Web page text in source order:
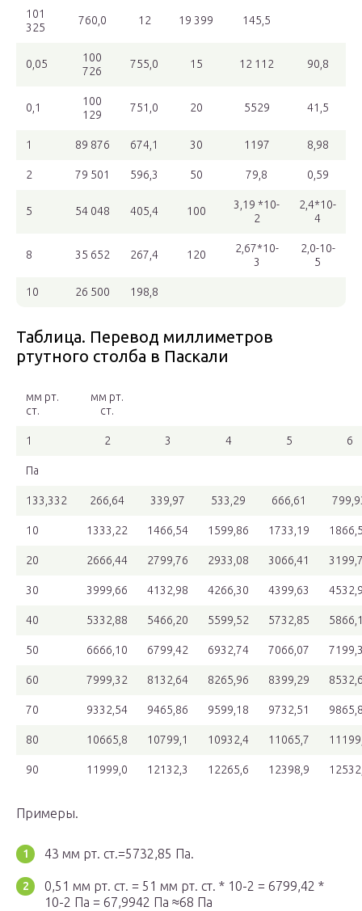
101
325
760,0 12 19 399 145,5
0,05
100
726
755,0 15 12 112 90,8
0,1
100
129
751,0 20 5529 41,5
1 89 876 674,1 30 1197 8,98
2 79 501 596,3 50 79,8 0,59
5 54 048 405,4 100
3,19 *10-
2
2,4*10-
4
8 35 652 267,4 120
2,67*10-
3
2,0-10-
5
10 26 500 198,8
Таблица. Перевод миллиметров
ртутного столба в Паскали
мм рт.
ст.
мм рт.
ст.
1 2 3 4 5 6
Па
133,332 266,64 339,97 533,29 666,61
10 1333,22 1466,54 1599,86 1733,19
20 2666,44 2799,76 2933,08 3066,41
30 3999,66 4132,98 4266,30 4399,63
40 5332,88 5466,20 5599,52 5732,85
50 6666,10 6799,42 6932,74 7066,07
60 7999,32 8132,64 8265,96 8399,29
70 9332,54 9465,86 9599,18 9732,51
80 10665,8 10799,1 10932,4 11065,7
90 11999,0 12132,3 12265,6 12398,9
Примеры.
43 мм рт. ст.=5732,85 Па.
0,51 мм рт. ст. = 51 мм рт. ст. * 10-2 = 6799,42 *
10-2 Па = 67,9942 Па ≈68 Па